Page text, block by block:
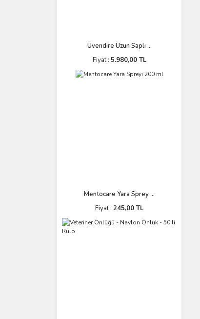
Üvendire Uzun Saplı ...
Fiyat : 5.980,00 TL
Mentocare Yara Sprey ...
Fiyat : 245,00 TL